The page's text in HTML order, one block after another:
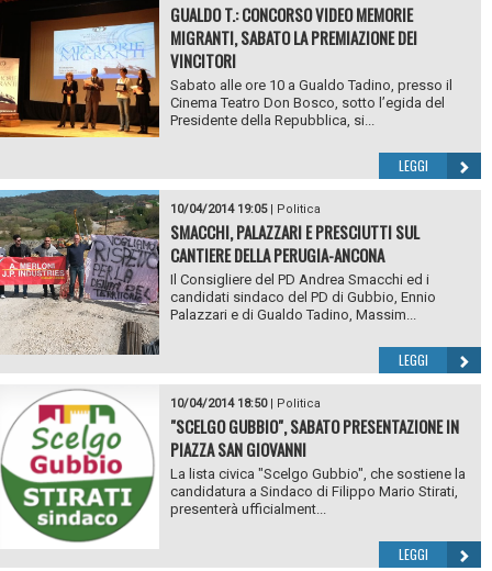
GUALDO T.: CONCORSO VIDEO MEMORIE
MIGRANTI, SABATO LA PREMIAZIONE DEI
VINCITORI
Sabato alle ore 10 a Gualdo Tadino, presso il
Cinema Teatro Don Bosco, sotto l’egida del
Presidente della Repubblica, si...
LEGGI
10/04/2014 19:05| Politica
SMACCHI, PALAZZARI E PRESCIUTTI SUL
CANTIERE DELLA PERUGIA-ANCONA
Il Consigliere del PD Andrea Smacchi ed i
candidati sindaco del PD di Gubbio, Ennio
Palazzari e di Gualdo Tadino, Massim...
LEGGI
10/04/2014 18:50| Politica
"SCELGO GUBBIO", SABATO PRESENTAZIONE IN
PIAZZA SAN GIOVANNI
La lista civica "Scelgo Gubbio", che sostiene la
candidatura a Sindaco di Filippo Mario Stirati,
presenterà ufficialment...
LEGGI